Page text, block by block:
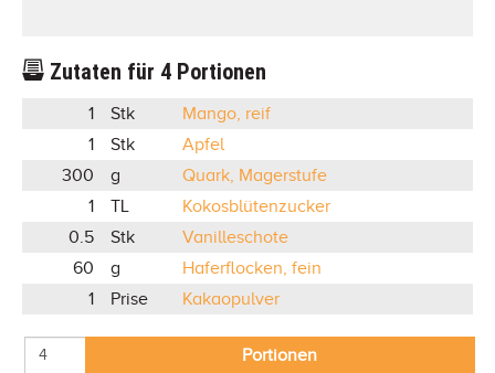
Zutaten für 4 Portionen
1 Stk
Mango, reif
1
Stk
Apfel
300
g
Quark, Magerstufe
1
TL
Kokosblütenzucker
0.5
Stk
Vanilleschote
60
g
Haferflocken, fein
1
Prise Kakaopulver
Portionen